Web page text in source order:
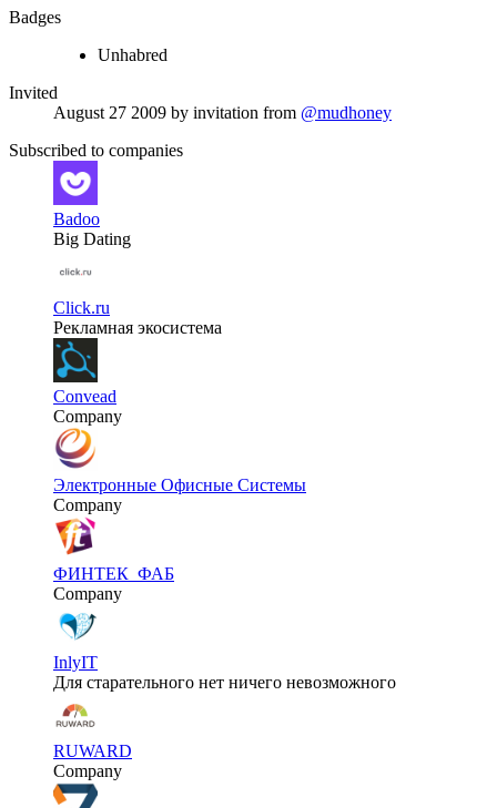
Badges
Unhabred
Invited
August 27 2009 by invitation from @mudhoney
Subscribed to companies
Badoo
Big Dating
Click.ru
Рекламная экосистема
Convead
Company
Электронные Офисные Системы
Company
ФИНТЕК_ФАБ
Company
InlyIT
Для старательного нет ничего невозможного
RUWARD
Company